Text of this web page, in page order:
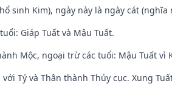
sinh Kim), ngày này là ngày cát (nghĩa
Giáp Tuất và Mậu Tuất.
Mộc, ngoại trừ các tuổi: Mậu Tuất vì
Tý và Thân thành Thủy cục. Xung